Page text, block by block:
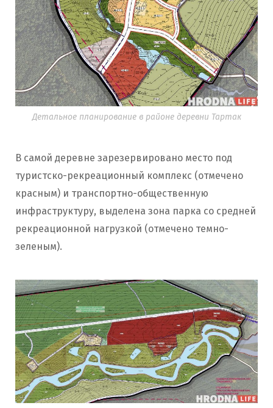
Детальное планирование в районе деревни Тартак
В самой деревне зарезервировано место под
туристско-рекреационный комплекс (отмечено
красным) и транспортно-общественную
инфраструктуру, выделена зона парка со средней
рекреационной нагрузкой (отмечено темно-
зеленым).